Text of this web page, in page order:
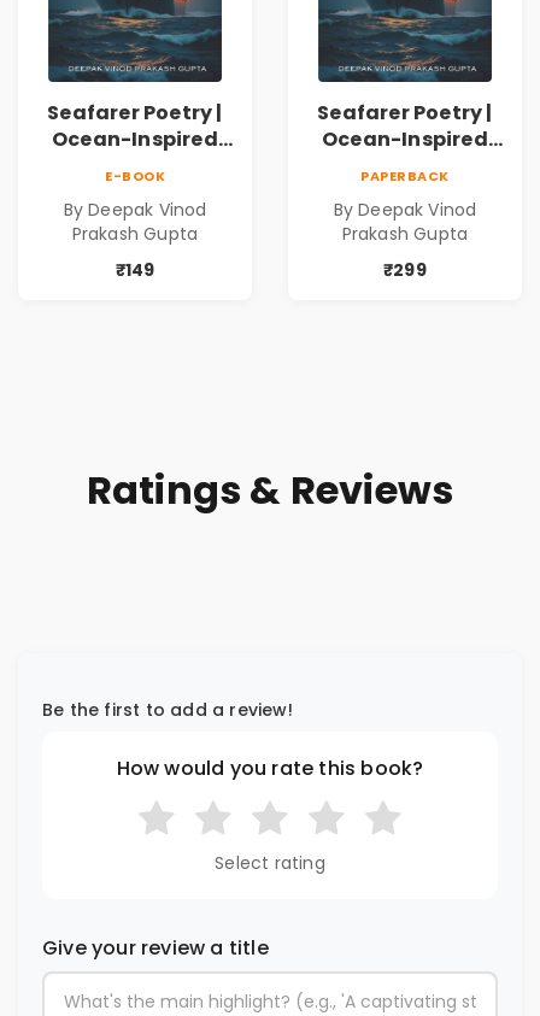
Seafarer Poetry |
Ocean-Inspired
Contemporary
E-BOOK
By Deepak Vinod
Prakash Gupta
₹149
Seafarer Poetry |
Ocean-Inspired
Contemporary
PAPERBACK
By Deepak Vinod
Prakash Gupta
₹299
Ratings & Reviews
Be the first to add a review!
How would you rate this book?
Select rating
Give your review a title